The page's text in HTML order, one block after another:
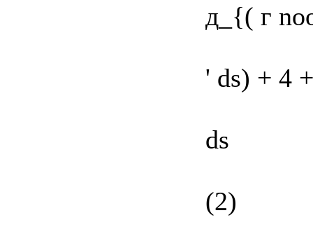
д_{( г
' ds) + 4
ds
(2)